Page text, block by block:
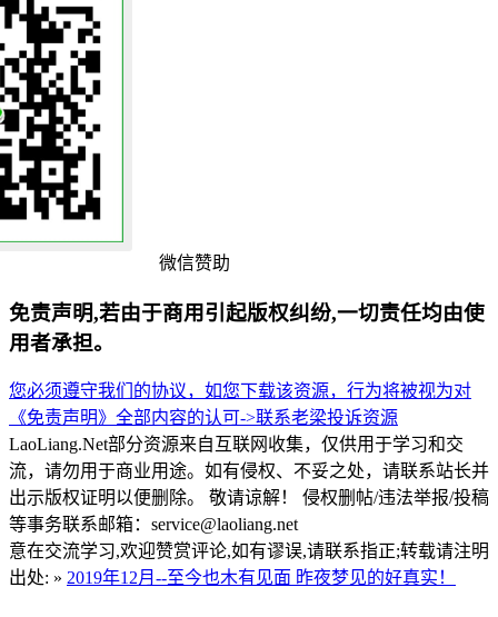
微信赞助
免责声明,若由于商用引起版权纠纷,一切责任均由使
用者承担。
您必须遵守我们的协议，如您下载该资源，行为将被视为对
《免责声明》全部内容的认可->联系老梁投诉资源
LaoLiang.Net部分资源来自互联网收集，仅供用于学习和交
流，请勿用于商业用途。如有侵权、不妥之处，请联系站长并
出示版权证明以便删除。 敬请谅解！ 侵权删帖/违法举报/投稿
等事务联系邮箱：service@laoliang.net
意在交流学习,欢迎赞赏评论,如有谬误,请联系指正;转载请注明
出处: » 2019年12月--至今也木有见面 昨夜梦见的好真实！